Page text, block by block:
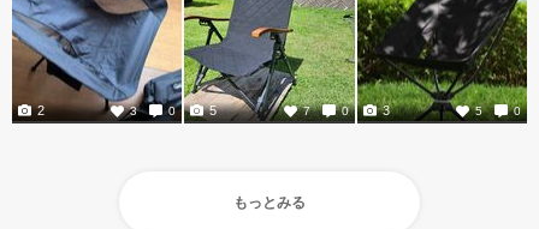
3 0
2 7 0
5 5 0
3
もっとみる